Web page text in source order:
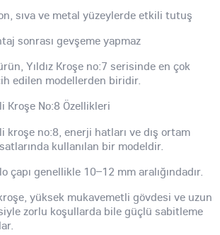
sıva ve metal yüzeylerde etkili tutuş
sonrası gevşeme yapmaz
Yıldız Kroşe no:7 serisinde en çok
edilen modellerden biridir.
Kroşe No:8 Özellikleri
kroşe no:8, enerji hatları ve dış ortam
kullanılan bir modeldir.
çapı genellikle 10–12 mm aralığındadır.
yüksek mukavemetli gövdesi ve uzun
zorlu koşullarda bile güçlü sabitleme